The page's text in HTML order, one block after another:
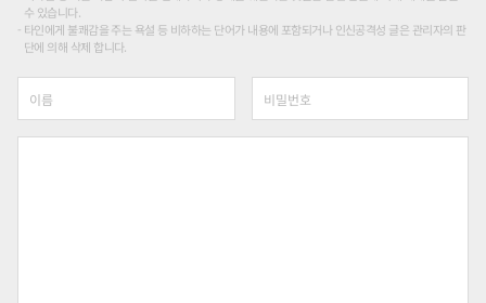
수 있습니다.
타인에게 불쾌감을 주는 욕설 등 비하하는 단어가 내용에 포함되거나 인신공격성 글은 관리자의 판
단에 의해 삭제 합니다.